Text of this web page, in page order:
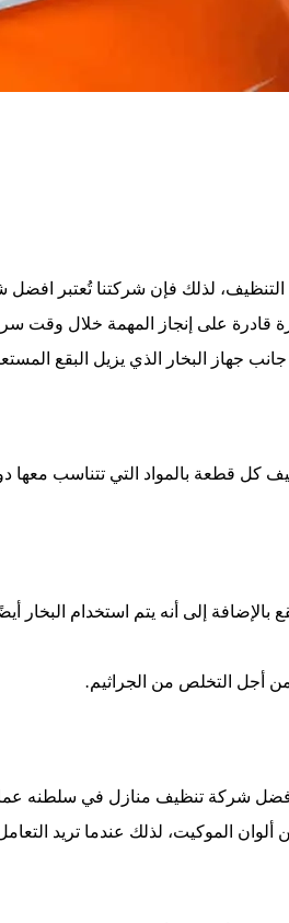
التنظيف، لذلك فإن شركتنا تُعتبر
على إنجاز المهمة خلال وقت
جهاز البخار الذي يزيل البقع
قطعة بالمواد التي تتناسب معها
بالإضافة إلى أنه يتم استخدام البخار
أجل التخلص من الجراثيم.
افضل شركة تنظيف منازل في سلطنه
من ألوان الموكيت، لذلك عندما تريد